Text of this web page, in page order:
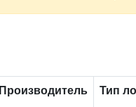
Производитель
Тип